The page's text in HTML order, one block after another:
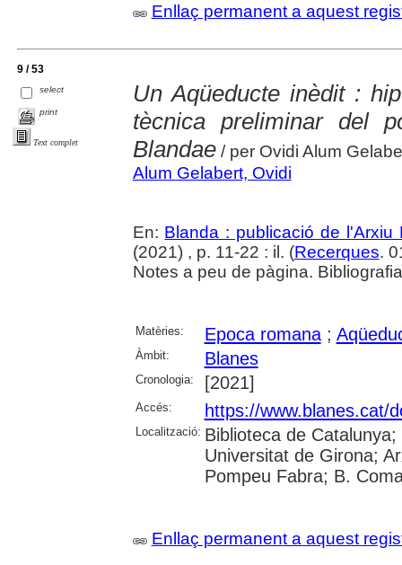
Enllaç permanent a aquest
9 / 53
select
print
Text complet
Un Aqüeducte inèdit :
tècnica preliminar del
Blandae/ per Ovidi Alum
Alum Gelabert, Ovidi
En: Blanda : publicació de l'Arxiu
(2021) , p. 11-22 : il. (Recerques.
Notes a peu de pàgina.
Matèries: Epoca romana;
Àmbit: Blanes
Cronologia: [2021]
Accés: https://www.blanes.cat/
Localització: Biblioteca de
Universitat de Girona;
Pompeu Fabra; B.
Enllaç permanent a aquest